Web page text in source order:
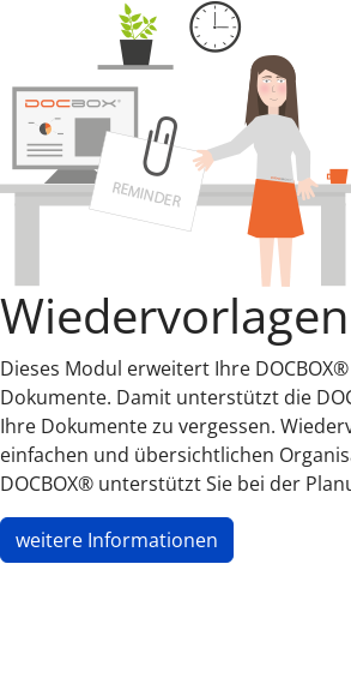
Wiedervorlagen
Dieses Modul erweitert Ihre
Dokumente. Damit unterstützt die
Ihre Dokumente zu vergessen.
einfachen und übersichtlichen
DOCBOX® unterstützt Sie bei der
weitere Informationen